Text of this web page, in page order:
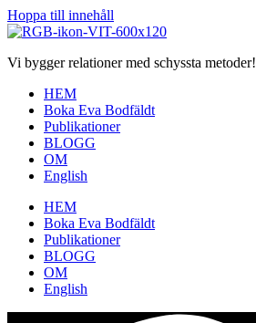
Hoppa till innehåll
Vi bygger relationer med schyssta metoder!
HEM
Boka Eva Bodfäldt
Publikationer
BLOGG
OM
English
HEM
Boka Eva Bodfäldt
Publikationer
BLOGG
OM
English